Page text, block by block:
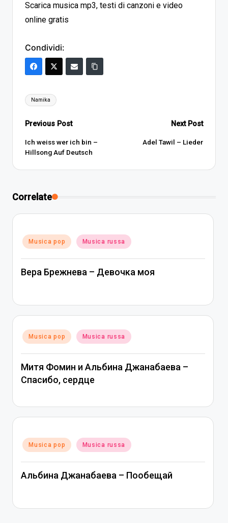
Scarica musica mp3, testi di canzoni e video
online gratis
Condividi:
Tags:
Namika
Post
navigation
Previous Post
Ich weiss wer ich bin –
Hillsong Auf Deutsch
Next Post
Adel Tawil – Lieder
Correlate
Posted
in
Musica pop Musica russa
Вера Брежнева – Девочка моя
Posted
in
Musica pop Musica russa
Митя Фомин и Альбина Джанабаева –
Спасибо, сердце
Posted
in
Musica pop Musica russa
Альбина Джанабаева – Пообещай